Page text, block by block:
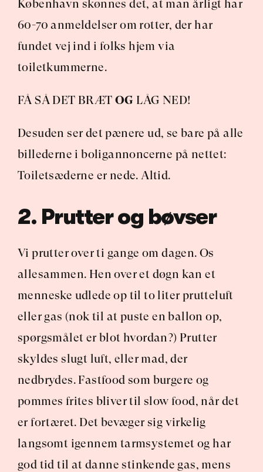
København skønnes det, at man årligt har
60-70 anmeldelser om rotter, der har
fundet vej ind i folks hjem via
toiletkummerne.
FÅ SÅ DET BRÆT OG LÅG NED!
Desuden ser det pænere ud, se bare på alle
billederne i boligannoncerne på nettet:
Toiletsæderne er nede. Altid.
2. Prutter og bøvser
Vi prutter over ti gange om dagen. Os
allesammen. Hen over et døgn kan et
menneske udlede op til to liter prutteluft
eller gas (nok til at puste en ballon op,
spørgsmålet er blot hvordan?) Prutter
skyldes slugt luft, eller mad, der
nedbrydes. Fastfood som burgere og
pommes frites bliver til slow food, når det
er fortæret. Det bevæger sig virkelig
langsomt igennem tarmsystemet og har
god tid til at danne stinkende gas, mens